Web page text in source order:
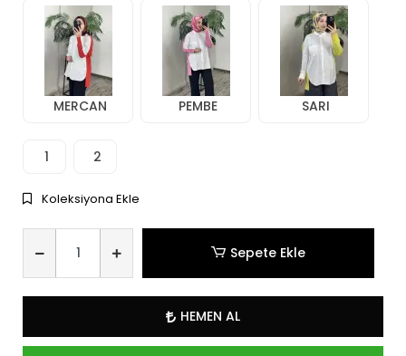
MERCAN PEMBE SARI
1 2
Koleksiyona Ekle
Sepete Ekle
HEMEN AL